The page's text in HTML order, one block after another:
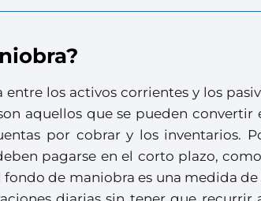
los activos corrientes y los
aquellos que se pueden convertir
por cobrar y los inventarios.
pagarse en el corto plazo,
de maniobra es una medida